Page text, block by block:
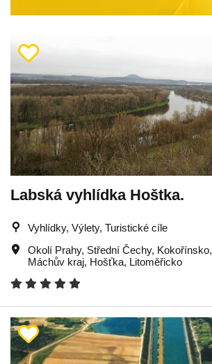
Labská vyhlídka Hoštka.
Vyhlídky, Výlety, Turistické cíle
Okolí Prahy, Střední Čechy, Kokořínsko,
Máchův kraj, Hošťka, Litoměřicko